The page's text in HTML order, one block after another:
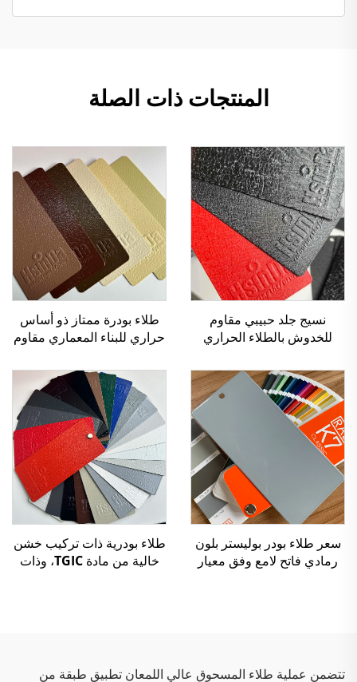
المنتجات ذات الصلة
نسيج جلد حبيبي مقاوم
للخدوش بالطلاء الحراري
والسيارات
طلاء بودرة ممتاز ذو أساس
حراري للبناء المعماري مقاوم
وخارجي دائم، خالٍ من
المركبات العضوية المتطايرة،
معتمد من قبل SGS
سعر طلاء بودر بوليستر بلون
رمادي فاتح لامع وفق معيار
طلاء بودرية ذات تركيب خشن
خالية من مادة TGIC، وذات
تتضمن عملية طلاء المسحوق عالي اللمعان تطبيق طبقة من